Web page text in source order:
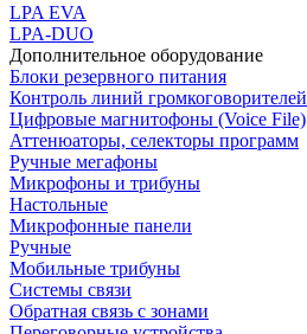
LPA EVA
LPA-DUO
Дополнительное оборудование
Блоки резервного питания
Контроль линий громкоговорителей
Цифровые магнитофоны (Voice File)
Аттенюаторы, селекторы программ
Ручные мегафоны
Микрофоны и трибуны
Настольные
Микрофонные панели
Ручные
Мобильные трибуны
Системы связи
Обратная связь с зонами